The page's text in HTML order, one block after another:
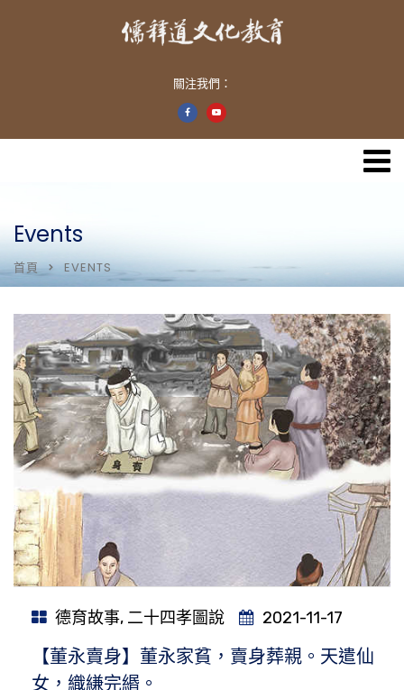
關注我們：
Events
首頁 EVENTS
德育故事, 二十四孝圖說 2021-11-17
【董永賣身】董永家貧，賣身葬親。天遣仙
女，織縑完緡。